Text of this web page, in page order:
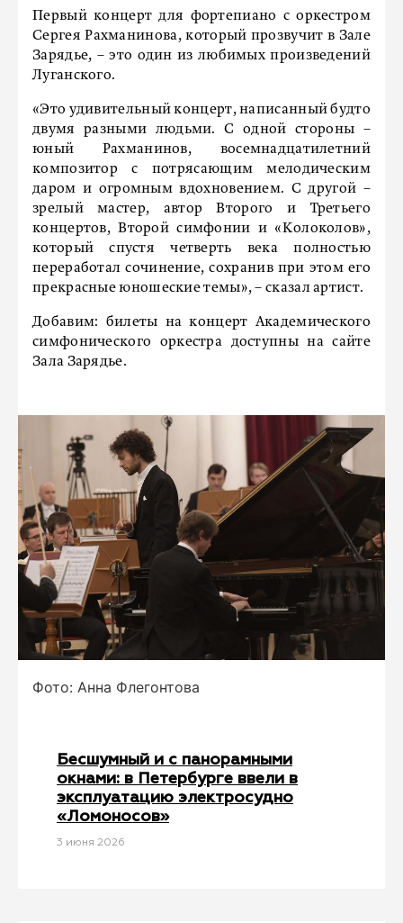
Первый концерт для фортепиано с оркестром
Сергея Рахманинова, который прозвучит в Зале
Зарядье, – это один из любимых произведений
Луганского.
«Это удивительный концерт, написанный будто
двумя разными людьми. С одной стороны –
юный Рахманинов, восемнадцатилетний
композитор с потрясающим мелодическим
даром и огромным вдохновением. С другой –
зрелый мастер, автор Второго и Третьего
концертов, Второй симфонии и «Колоколов»,
который спустя четверть века полностью
переработал сочинение, сохранив при этом его
прекрасные юношеские темы», – сказал артист.
Добавим: билеты на концерт Академического
симфонического оркестра доступны на сайте
Зала Зарядье.
Фото: Анна Флегонтова
Бесшумный и с панорамными
окнами: в Петербурге ввели в
эксплуатацию электросудно
«Ломоносов»
3 июня 2026